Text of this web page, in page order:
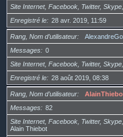
Site Internet, Facebook, Twitter,
Enregistré le
28 avr. 2019, 11:59
Rang, Nom d’utilisateur
Messages
0
Site Internet, Facebook, Twitter,
Enregistré le
28 août 2019, 08:38
Rang, Nom d’utilisateur
Messages
82
Site Internet, Facebook, Twitter,
Alain Thiebot